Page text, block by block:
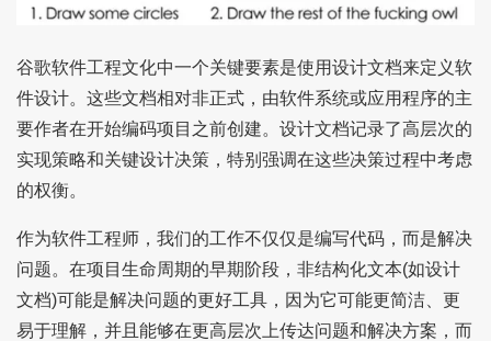
谷歌软件工程文化中一个关键要素是使用设计文档来定义软
件设计。这些文档相对非正式，由软件系统或应用程序的主
要作者在开始编码项目之前创建。设计文档记录了高层次的
实现策略和关键设计决策，特别强调在这些决策过程中考虑
的权衡。
作为软件工程师，我们的工作不仅仅是编写代码，而是解决
问题。在项目生命周期的早期阶段，非结构化文本(如设计
文档)可能是解决问题的更好工具，因为它可能更简洁、更
易于理解，并且能够在更高层次上传达问题和解决方案，而